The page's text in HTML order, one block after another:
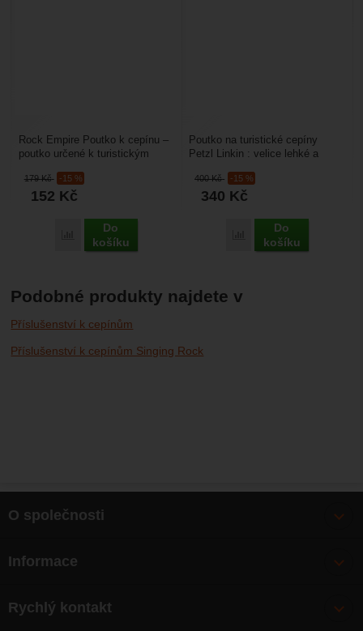
179Kč -15 %
152 Kč
Porovnat
Do
košíku
Rock Empire Poutko k cepínu –
poutko určené k turistickým
univerzální...
400Kč -15 %
340 Kč
Porovnat
Do
košíku
Poutko na turistické cepíny
Petzl Linkin : velice lehké a
cepíny Petzl i jiné....
Podobné produkty najdete v
Příslušenství k cepínům
Příslušenství k cepínům Singing Rock
O společnosti
O nás
Mapa webu
Rychlý kontakt
Informace
Výměna, vrácení zboží